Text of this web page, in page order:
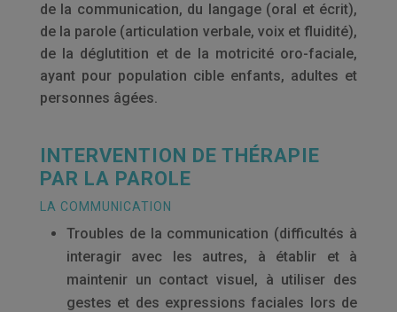
de la communication, du langage (oral et écrit),
de la parole (articulation verbale, voix et fluidité),
de la déglutition et de la motricité oro-faciale,
ayant pour population cible enfants, adultes et
personnes âgées.
INTERVENTION DE THÉRAPIE
PAR LA PAROLE
LA COMMUNICATION
Troubles de la communication (difficultés à
interagir avec les autres, à établir et à
maintenir un contact visuel, à utiliser des
gestes et des expressions faciales lors de